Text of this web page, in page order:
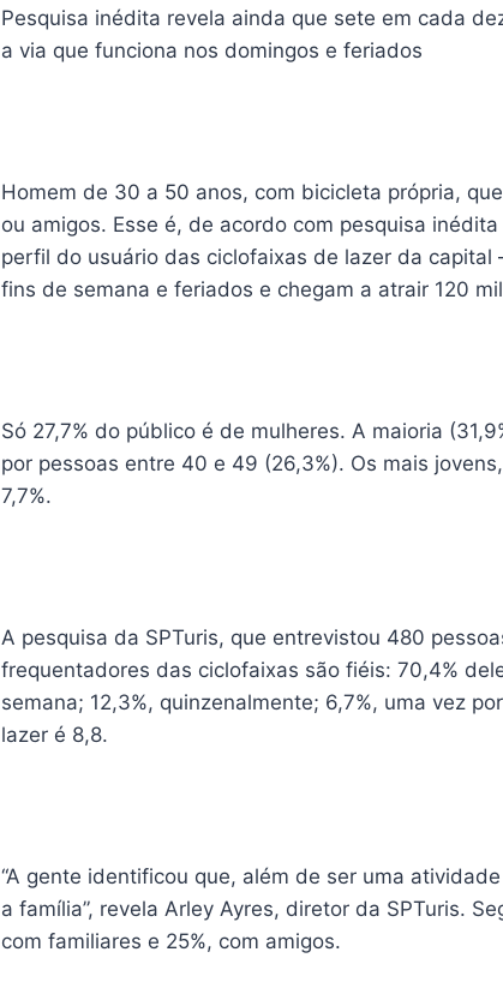
Pesquisa inédita revela ainda que sete em cada
a via que funciona nos domingos e feriados
Homem de 30 a 50 anos, com bicicleta própria,
ou amigos. Esse é, de acordo com pesquisa
perfil do usuário das ciclofaixas de lazer da capital
fins de semana e feriados e chegam a atrair 120
Só 27,7% do público é de mulheres. A maioria
por pessoas entre 40 e 49 (26,3%). Os mais
7,7%.
A pesquisa da SPTuris, que entrevistou 480
frequentadores das ciclofaixas são fiéis: 70,4%
semana; 12,3%, quinzenalmente; 6,7%, uma vez
lazer é 8,8.
“A gente identificou que, além de ser uma
a família”, revela Arley Ayres, diretor da SPTuris.
com familiares e 25%, com amigos.